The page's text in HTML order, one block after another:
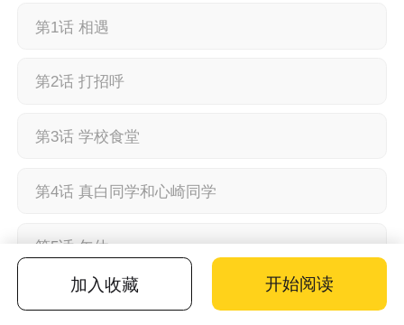
第1话 相遇
第2话 打招呼
第3话 学校食堂
第4话 真白同学和心崎同学
第5话 午休
加入收藏 开始阅读